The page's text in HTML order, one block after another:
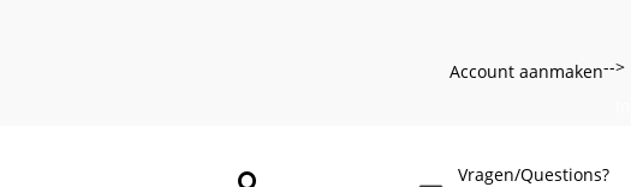
-->
Account aanmaken
Vragen/Questions?